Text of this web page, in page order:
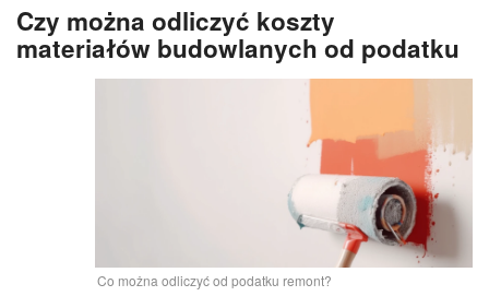
Czy można odliczyć koszty
materiałów budowlanych od podatku
Co można odliczyć od podatku remont?